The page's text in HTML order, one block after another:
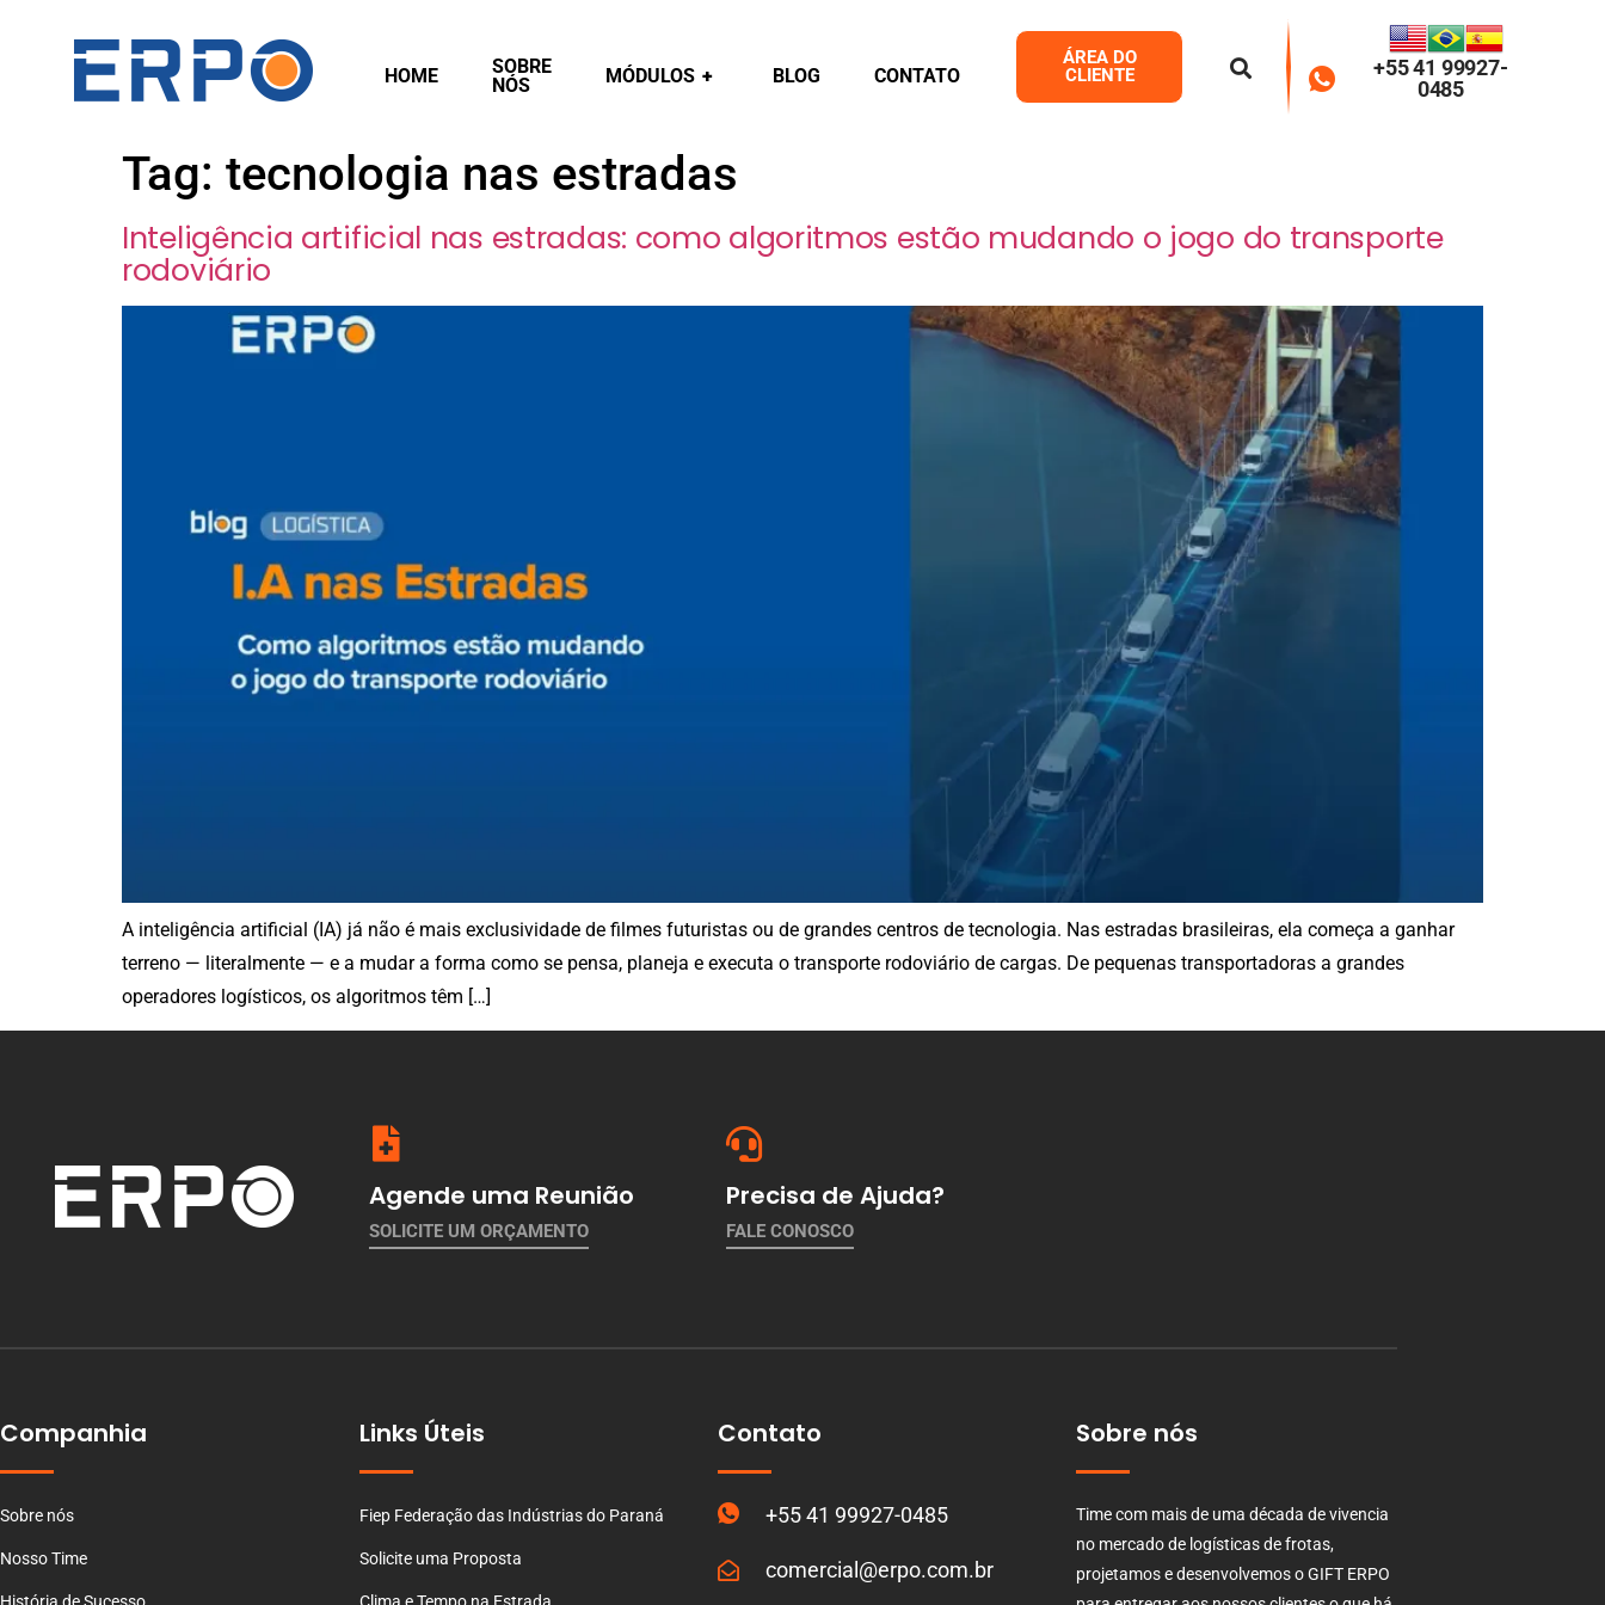
HOME
SOBRE
NÓS
MÓDULOS + BLOG CONTATO
ÁREA DO
CLIENTE
+55 41 99927-
0485
Tag: tecnologia nas estradas
Inteligência artificial nas estradas: como algoritmos estão mudando o jogo do transporte
rodoviário
A inteligência artificial (IA) já não é mais exclusividade de filmes futuristas ou de grandes centros de tecnologia. Nas estradas brasileiras, ela começa a ganhar
terreno — literalmente — e a mudar a forma como se pensa, planeja e executa o transporte rodoviário de cargas. De pequenas transportadoras a grandes
operadores logísticos, os algoritmos têm […]
Agende uma Reunião
SOLICITE UM ORÇAMENTO
Precisa de Ajuda?
FALE CONOSCO
Companhia
Sobre nós
Nosso Time
Links Úteis
Fiep Federação das Indústrias do Paraná
Solicite uma Proposta
Contato
+55 41 99927-0485
comercial@erpo.com.br
Sobre nós
Time com mais de uma década de vivencia
no mercado de logísticas de frotas,
projetamos e desenvolvemos o GIFT ERPO